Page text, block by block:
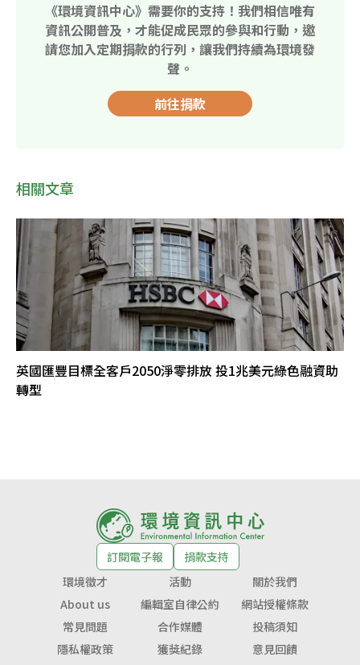
《環境資訊中心》需要你的支持！我們相信唯有
資訊公開普及，才能促成民眾的參與和行動，邀
請您加入定期捐款的行列，讓我們持續為環境發
聲。
前往捐款
相關文章
英國匯豐目標全客戶2050淨零排放 投1兆美元綠色融資助
轉型
訂閱電子報
捐款支持
環境徵才
活動
關於我們
About us
編輯室自律公約
網站授權條款
常見問題
合作媒體
投稿須知
隱私權政策
獲獎紀錄 意見回饋